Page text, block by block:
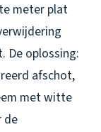
meter plat
De oplossing:
afschot,
met witte
de